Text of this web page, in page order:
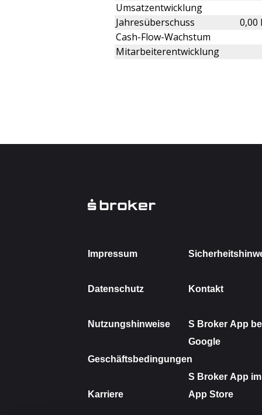
Umsatzentwicklung
Jahresüberschuss
0,00
Cash-Flow-Wachstum
Mitarbeiterentwicklung